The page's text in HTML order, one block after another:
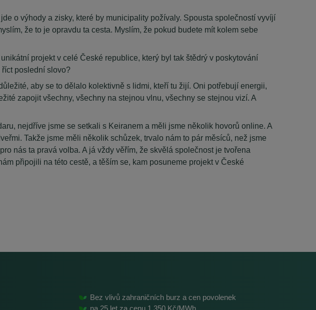
o výhody a zisky, které by municipality požívaly. Spousta společností vyvíjí
že to je opravdu ta cesta. Myslím, že pokud budete mít kolem sebe
projekt v celé České republice, který byl tak štědrý v poskytování
říct poslední slovo?
aby se to dělalo kolektivně s lidmi, kteří tu žijí. Oni potřebují energii,
zapojit všechny, všechny na stejnou vlnu, všechny se stejnou vizí. A
nejdříve jsme se setkali s Keiranem a měli jsme několik hovorů online. A
Takže jsme měli několik schůzek, trvalo nám to pár měsíců, než jsme
nás ta pravá volba. A já vždy věřím, že skvělá společnost je tvořena
připojili na této cestě, a těším se, kam posuneme projekt v České
Bez vlivů zahraničních burz a cen povolenek